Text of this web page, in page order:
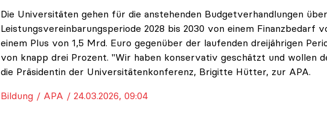
Die Universitäten gehen für die anstehenden Budgetverhandlungen
Leistungsvereinbarungsperiode 2028 bis 2030 von einem Finanzbedarf
einem Plus von 1,5 Mrd. Euro gegenüber der laufenden dreijährigen
von knapp drei Prozent. "Wir haben konservativ geschätzt und wollen
die Präsidentin der Universitätenkonferenz, Brigitte Hütter, zur APA.
Bildung / APA / 24.03.2026, 09:04